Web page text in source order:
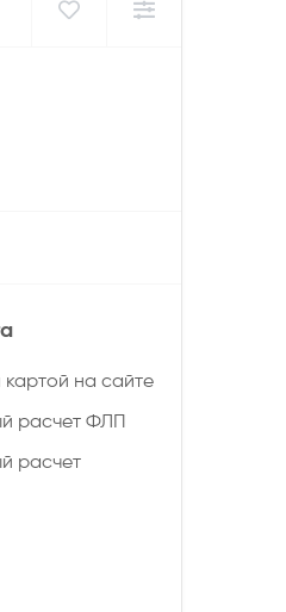
картой на сайте
расчет ФЛП
расчет